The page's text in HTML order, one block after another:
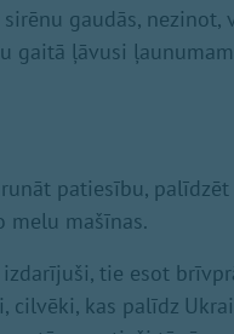
gaudās, nezinot,
gaitā ļāvusi
patiesību, palīdzēt
mašīnas.
tie esot
cilvēki, kas palīdz